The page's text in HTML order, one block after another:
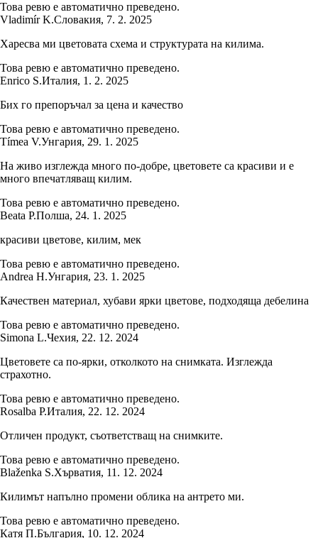
Това ревю е автоматично преведено.
Vladimír K.Словакия, 7. 2. 2025
Харесва ми цветовата схема и структурата на килима.
Това ревю е автоматично преведено.
Enrico S.Италия, 1. 2. 2025
Бих го препоръчал за цена и качество
Това ревю е автоматично преведено.
Tímea V.Унгария, 29. 1. 2025
На живо изглежда много по-добре, цветовете са красиви и е
много впечатляващ килим.
Това ревю е автоматично преведено.
Beata P.Полша, 24. 1. 2025
красиви цветове, килим, мек
Това ревю е автоматично преведено.
Andrea H.Унгария, 23. 1. 2025
Качествен материал, хубави ярки цветове, подходяща дебелина
Това ревю е автоматично преведено.
Simona L.Чехия, 22. 12. 2024
Цветовете са по-ярки, отколкото на снимката. Изглежда
страхотно.
Това ревю е автоматично преведено.
Rosalba P.Италия, 22. 12. 2024
Отличен продукт, съответстващ на снимките.
Това ревю е автоматично преведено.
Blaženka S.Хърватия, 11. 12. 2024
Килимът напълно промени облика на антрето ми.
Това ревю е автоматично преведено.
Катя П.България, 10. 12. 2024